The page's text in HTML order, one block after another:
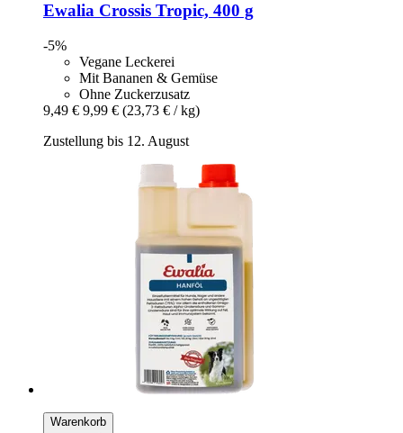
Ewalia Crossis Tropic, 400 g
-5%
Vegane Leckerei
Mit Bananen & Gemüse
Ohne Zuckerzusatz
9,49 € 9,99 € (23,73 € / kg)
Zustellung bis 12. August
Warenkorb